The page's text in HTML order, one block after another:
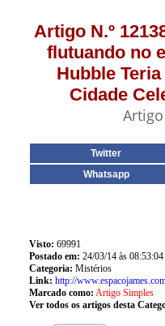
Artigo N.º
flutuando no
Hubble
Cidade
Twitter
Whatsapp
Visto: 69991
Postado em: 24/03/14 às
Categoria: Mistérios
Link: http://
Marcado como: Artigo Simples
Ver todos os artigos desta